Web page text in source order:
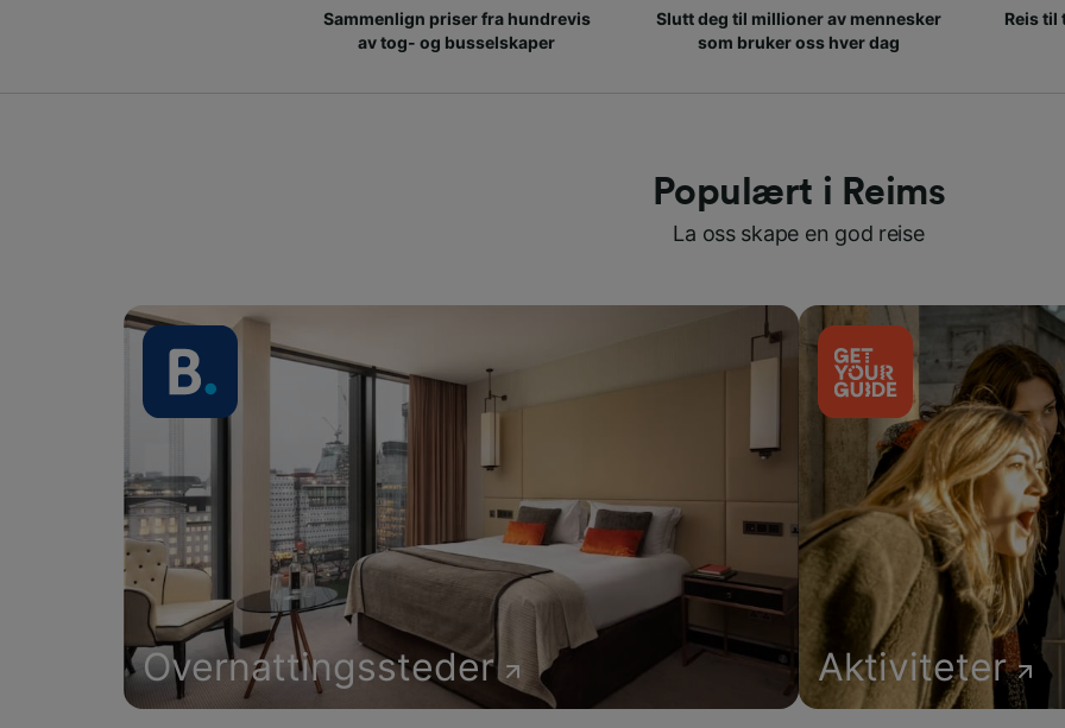
Sammenlign priser fra hundrevis
av tog- og busselskaper
Slutt deg til millioner av mennesker
som bruker oss hver dag
Reis til
Populært i Reims
La oss skape en god reise
Overnattingssteder Aktiviteter